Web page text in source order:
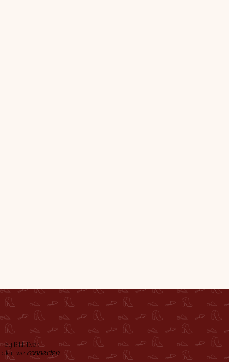
Hey BILLIEver,
laten we connecten!